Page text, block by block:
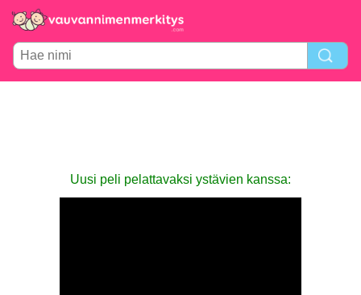
Uusi peli pelattavaksi ystävien kanssa: